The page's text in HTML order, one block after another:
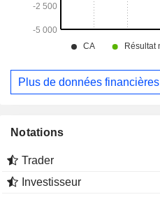
Plus de données financières
Notations
Trader
Investisseur